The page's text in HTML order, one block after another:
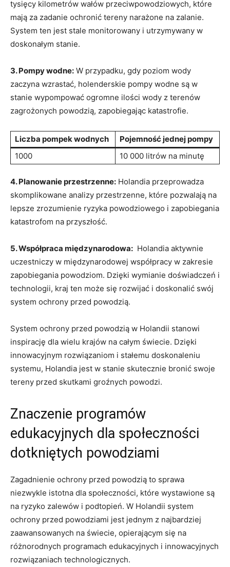
⁤tysięcy kilometrów ​wałów ⁤przeciwpowodziowych, które
⁤mają za zadanie ochronić tereny narażone na zalanie.
System‍ ten jest stale ‌monitorowany i utrzymywany w
doskonałym stanie.
3. ‌Pompy wodne: W‍ przypadku, gdy⁣ poziom wody
zaczyna wzrastać, holenderskie⁢ pompy wodne są‍ w
stanie ⁣wypompować ogromne‌ ilości wody z terenów
zagrożonych powodzią, zapobiegając katastrofie.
Liczba pompek ​wodnych
Pojemność jednej pompy
1000
10 000 litrów⁢ na ​minutę
4.⁤ Planowanie ​przestrzenne: Holandia przeprowadza
skomplikowane analizy‌ przestrzenne, które pozwalają⁣ na⁢
lepsze zrozumienie⁤ ryzyka powodziowego‌ i zapobiegania
katastrofom na przyszłość.
5. Współpraca międzynarodowa: ⁤ Holandia aktywnie‌
uczestniczy w międzynarodowej współpracy w zakresie
‌zapobiegania powodziom. Dzięki wymianie⁢ doświadczeń i‌
technologii, kraj ​ten może się rozwijać⁤ i doskonalić swój
⁢system ochrony​ przed powodzią.
System ochrony przed powodzią w Holandii stanowi
inspirację dla wielu krajów na całym świecie. Dzięki
innowacyjnym ⁣rozwiązaniom i stałemu doskonaleniu
systemu, Holandia‍ jest w stanie skutecznie ‌bronić swoje⁤
tereny przed skutkami ‌groźnych powodzi.
Znaczenie ⁢programów
edukacyjnych dla ‌społeczności
dotkniętych ⁣powodziami
Zagadnienie ochrony przed‌ powodzią ‌to sprawa
niezwykle‌ istotna dla społeczności, które wystawione⁤ są⁤
na ryzyko zalewów i podtopień. W Holandii system‍
ochrony⁣ przed powodziami jest jednym z najbardziej
zaawansowanych na świecie, ‍opierającym się na
różnorodnych ​programach edukacyjnych​ i innowacyjnych
rozwiązaniach technologicznych.